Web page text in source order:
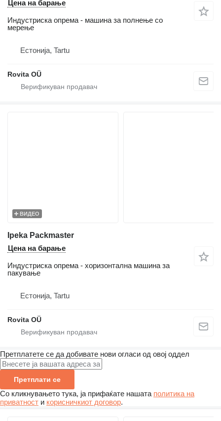
Цена на барање
Индустриска опрема - машина за полнење со
мерење
Естонија, Tartu
Rovita OÜ
ВИДЕО
Ipeka Packmaster
Цена на барање
Индустриска опрема - хоризонтална машина за
пакување
Естонија, Tartu
Rovita OÜ
Претплатете се да добивате нови огласи од овој оддел
Претплати се
Со кликнувањето тука, ја прифаќате нашата политика на
приватност и корисничкиот договор.